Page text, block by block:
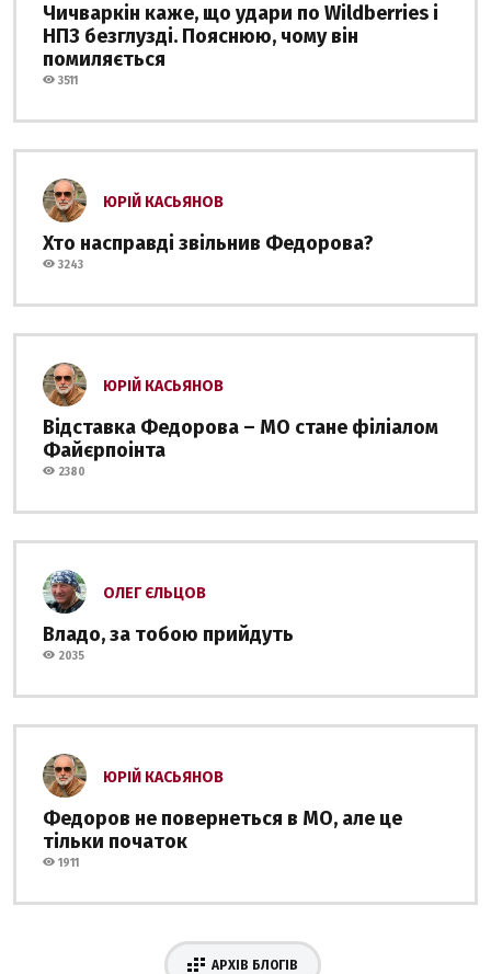
Чичваркін каже, що удари по Wildberries і
НПЗ безглузді. Пояснюю, чому він
помиляється
3511
ЮРІЙ КАСЬЯНОВ
Хто насправді звільнив Федорова?
3243
ЮРІЙ КАСЬЯНОВ
Відставка Федорова – МО стане філіалом
Файєрпоінта
2380
ОЛЕГ ЄЛЬЦОВ
Владо, за тобою прийдуть
2035
ЮРІЙ КАСЬЯНОВ
Федоров не повернеться в МО, але це
тільки початок
1911
АРХІВ БЛОГІВ